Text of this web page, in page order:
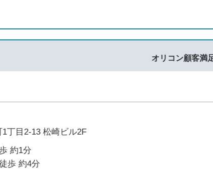
オリコン顧客満
丁目2-13 松崎ビル2F
約1分
歩 約4分